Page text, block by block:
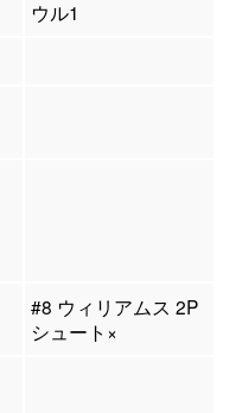
ウル1
#8 ウィリアムス 2P
シュート×